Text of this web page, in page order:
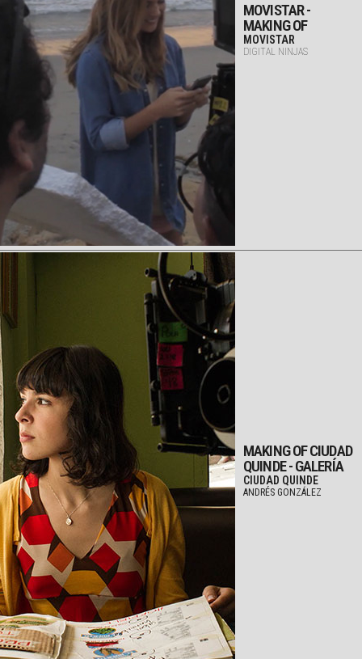
MOVISTAR -
MAKING OF
MOVISTAR
DIGITAL NINJAS
MAKING OF CIUDAD
QUINDE - GALERÍA
CIUDAD QUINDE
ANDRÉS GONZÁLEZ